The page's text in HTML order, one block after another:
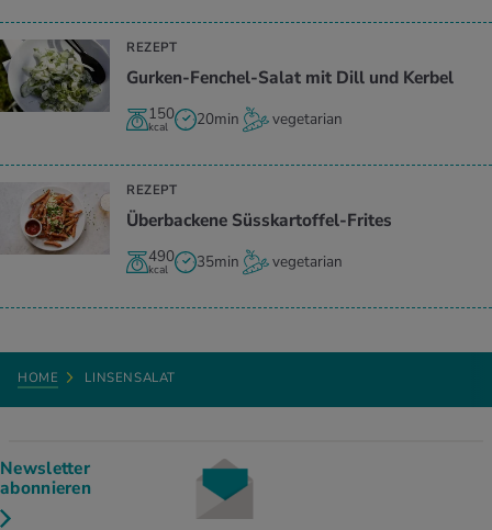
REZEPT
Gurken-Fenchel-Salat mit Dill und Kerbel
150
kcal 20min vegetarian
REZEPT
Überbackene Süsskartoffel-Frites
490
kcal 35min vegetarian
HOME LINSENSALAT
Newsletter
abonnieren